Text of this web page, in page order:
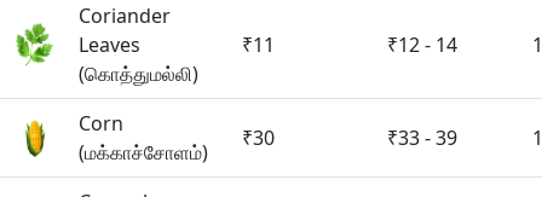
Coriander
Leaves
(கொத்துமல்லி)
₹11 ₹12 - 14
Corn
(மக்காச்சோளம்)
₹30 ₹33 - 39